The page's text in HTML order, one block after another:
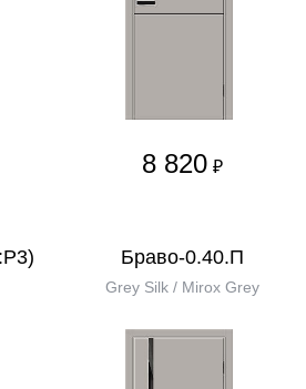
8 820 ₽
Браво-0.40.П
Grey Silk / Mirox Grey